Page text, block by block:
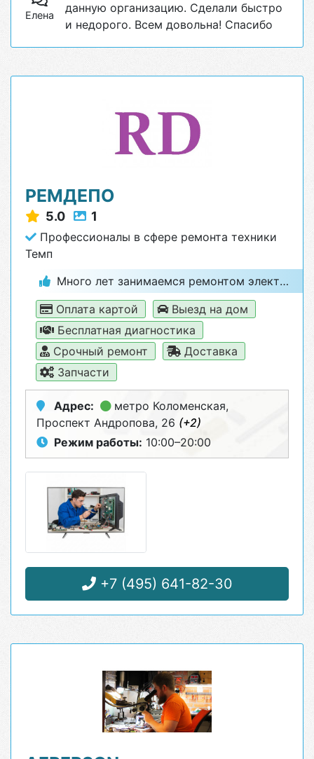
Елена
данную организацию. Сделали быстро
и недорого. Всем довольна! Спасибо
РЕМДЕПО
5.0 1
Профессионалы в сфере ремонта техники
Темп
Много лет занимаемся ремонтом электроники и бытовой техники
Оплата картой
Выезд на дом
Бесплатная диагностика
Срочный ремонт
Доставка
Запчасти
Адрес: метро Коломенская,
Проспект Андропова, 26 (+2)
Режим работы: 10:00–20:00
+7 (495) 641-82-30